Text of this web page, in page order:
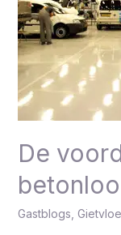
De
Gastblogs